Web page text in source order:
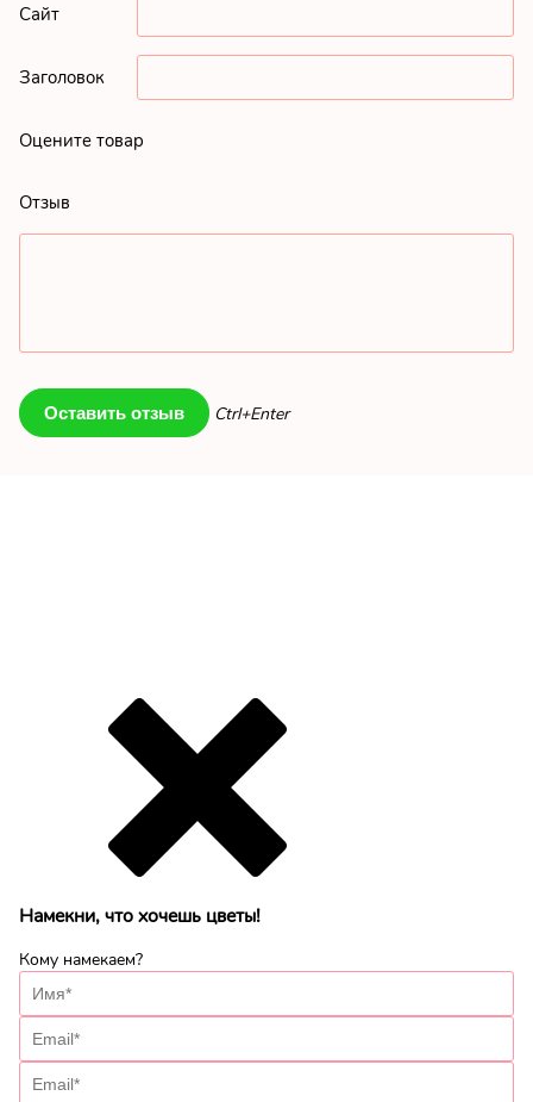
Сайт
Заголовок
Оцените товар
Отзыв
Ctrl+Enter
Намекни, что хочешь цветы!
Кому намекаем?